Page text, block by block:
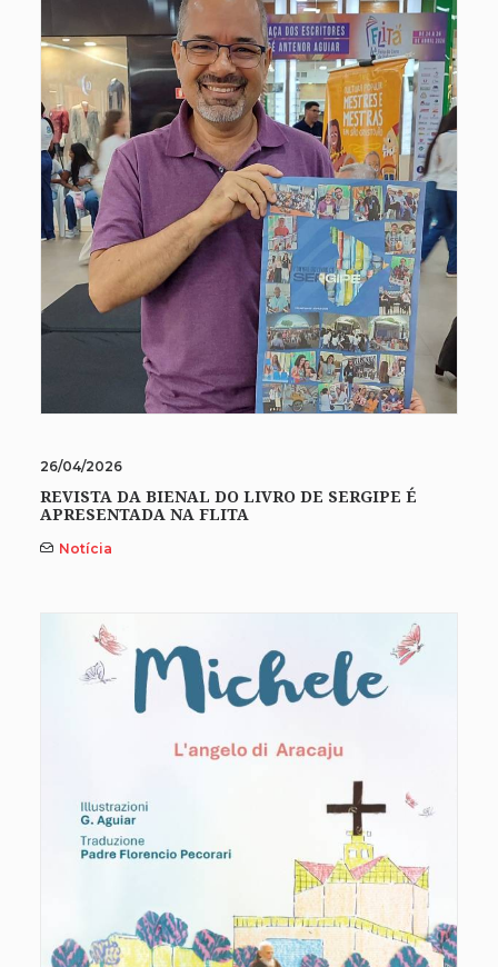
26/04/2026
REVISTA DA BIENAL DO LIVRO DE SERGIPE É
APRESENTADA NA FLITA
Notícia